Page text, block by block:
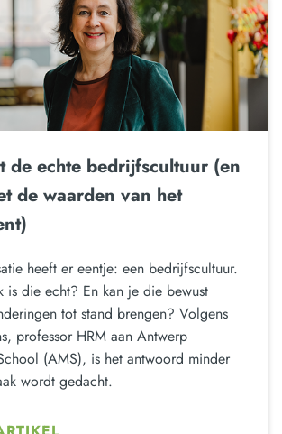
de echte bedrijfscultuur (en
de waarden van het
heeft er eentje: een bedrijfscultuur.
is die echt? En kan je die bewust
tot stand brengen? Volgens
professor HRM aan Antwerp
(AMS), is het antwoord minder
wordt gedacht.